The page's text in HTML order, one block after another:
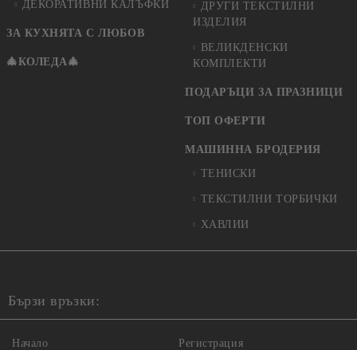
ДЕКОРАТИВНИ КАЛЪФКИ
ЗА КУХНЯТА С ЛЮБОВ
🎄КОЛЕДА🎄
ДРУГИ ТЕКСТИЛНИ
ИЗДЕЛИЯ
ВЕЛИКДЕНСКИ
КОМПЛЕКТИ
ПОДАРЪЦИ ЗА ПРАЗНИЦИ
ТОП ОФЕРТИ
МАШИННА БРОДЕРИЯ
ТЕНИСКИ
ТЕКСТИЛНИ ТОРБИЧКИ
ХАВЛИИ
Бързи връзки:
Начало Регистрация